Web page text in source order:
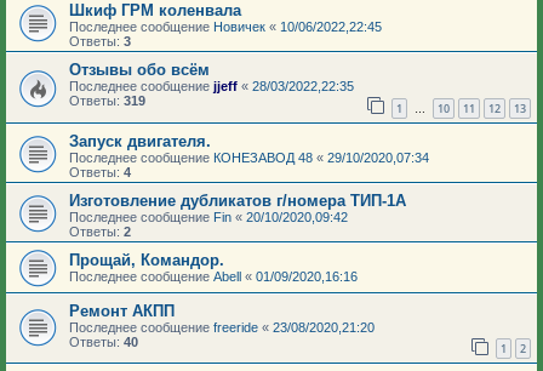
Шкиф ГРМ коленвала
Последнее сообщение Новичек « 10/06/2022,22:45
Ответы: 3
Отзывы обо всём
Последнее сообщение jjeff « 28/03/2022,22:35
Ответы: 319 1 … 10 11 12 13
Запуск двигателя.
Последнее сообщение КОНЕЗАВОД 48 « 29/10/2020,07:34
Ответы: 4
Изготовление дубликатов г/номера ТИП-1А
Последнее сообщение Fin « 20/10/2020,09:42
Ответы: 2
Прощай, Командор.
Последнее сообщение Abell « 01/09/2020,16:16
Ремонт АКПП
Последнее сообщение freeride « 23/08/2020,21:20
Ответы: 40 1 2